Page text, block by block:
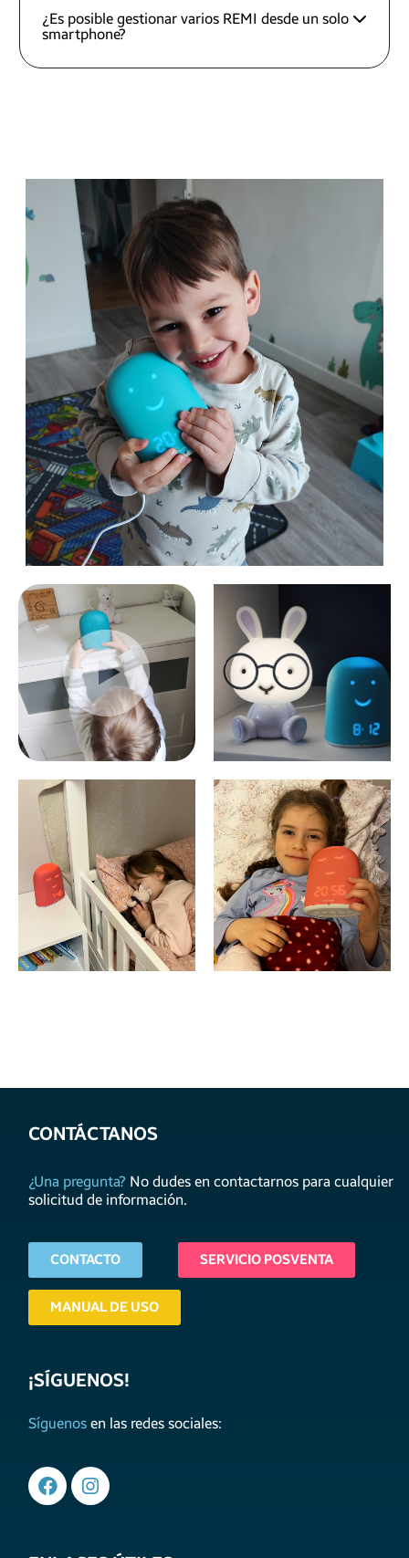
¿Es posible gestionar varios REMI desde un solo
smartphone?
CONTÁCTANOS
¿Una pregunta? No dudes en contactarnos para cualquier
solicitud de información.
CONTACTO SERVICIO POSVENTA
MANUAL DE USO
¡SÍGUENOS!
Síguenos en las redes sociales: